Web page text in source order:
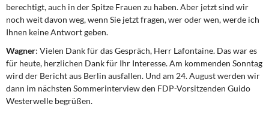
berechtigt, auch in der Spitze Frauen zu haben. Aber jetzt sind wir
noch weit davon weg, wenn Sie jetzt fragen, wer oder wen, werde ich
Ihnen keine Antwort geben.
Wagner: Vielen Dank für das Gespräch, Herr Lafontaine. Das war es
für heute, herzlichen Dank für Ihr Interesse. Am kommenden Sonntag
wird der Bericht aus Berlin ausfallen. Und am 24. August werden wir
dann im nächsten Sommerinterview den FDP-Vorsitzenden Guido
Westerwelle begrüßen.